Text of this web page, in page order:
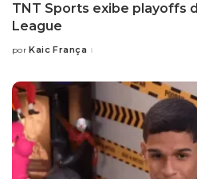
TNT Sports exibe playoffs
League
Posted
por Kaic França